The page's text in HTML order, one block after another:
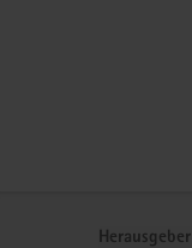
Herausgeber